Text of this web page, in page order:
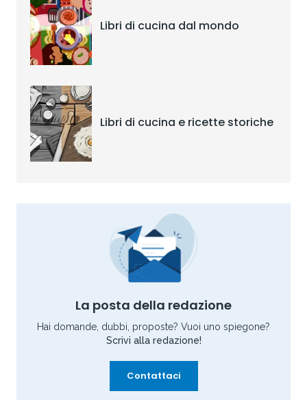
Libri di cucina dal mondo
Libri di cucina e ricette storiche
La posta della redazione
Hai domande, dubbi, proposte? Vuoi uno spiegone?
Scrivi alla redazione!
Contattaci